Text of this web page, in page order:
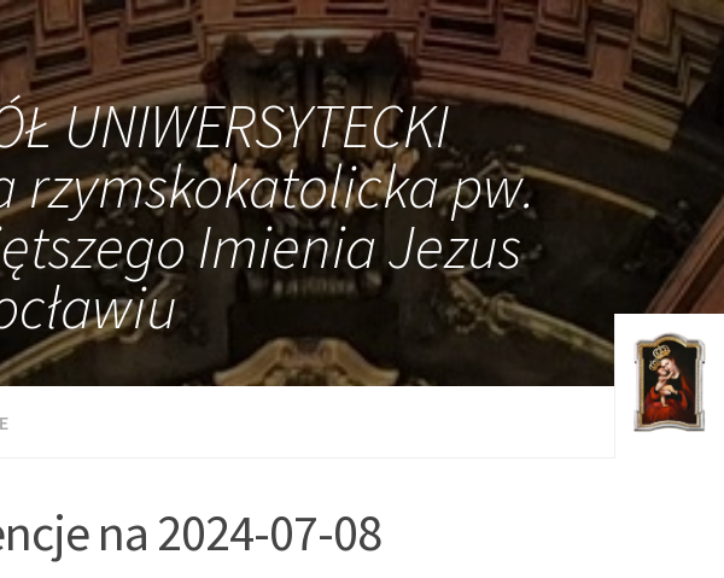
UNIWERSYTECKI
rzymskokatolicka pw.
Imienia Jezus
na 2024-07-08